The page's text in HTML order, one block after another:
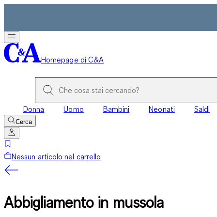
Homepage di C&A
Donna Uomo Bambini Neonati Saldi
Cerca
Nessun articolo nel carrello
Abbigliamento in mussola